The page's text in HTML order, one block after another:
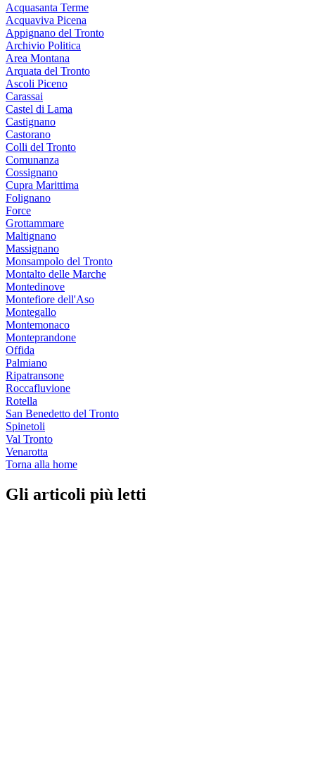
Acquasanta Terme
Acquaviva Picena
Appignano del Tronto
Archivio Politica
Area Montana
Arquata del Tronto
Ascoli Piceno
Carassai
Castel di Lama
Castignano
Castorano
Colli del Tronto
Comunanza
Cossignano
Cupra Marittima
Folignano
Force
Grottammare
Maltignano
Massignano
Monsampolo del Tronto
Montalto delle Marche
Montedinove
Montefiore dell'Aso
Montegallo
Montemonaco
Monteprandone
Offida
Palmiano
Ripatransone
Roccafluvione
Rotella
San Benedetto del Tronto
Spinetoli
Val Tronto
Venarotta
Torna alla home
Gli articoli più letti